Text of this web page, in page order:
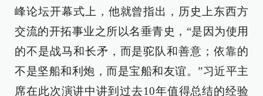
峰论坛开幕式上，他就曾指出，历史上东西方
交流的开拓事业之所以名垂青史，“是因为使用
的不是战马和长矛，而是驼队和善意；依靠的
不是坚船和利炮，而是宝船和友谊。”习近平主
席在此次演讲中讲到过去10年值得总结的经验